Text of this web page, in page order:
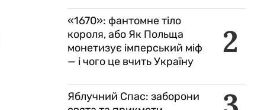
2
«1670»: фантомне тіло
короля, або Як Польща
монетизує імперський міф
— і чого це вчить Україну
Яблучний Спас: заборони